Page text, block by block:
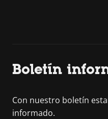
Boletín
Con nuestro boletín
informado.